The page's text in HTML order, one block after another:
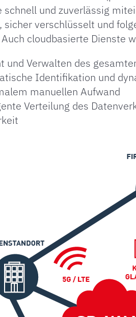
schnell und zuverlässig
verschlüsselt und
Auch cloudbasierte Dienste
und Verwalten des
Identifikation und
manuellen Aufwand
Verteilung des